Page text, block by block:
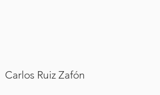
Carlos Ruiz Zafón